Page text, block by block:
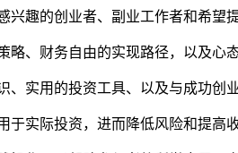
趣的创业者、副业工作者和希望
、财务自由的实现路径，以及心
、实用的投资工具、以及与成功创
实际投资，进而降低风险和提高